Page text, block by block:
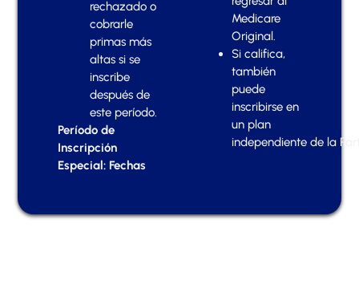
rechazado o
cobrarle
primas más
altas si se
inscribe
después de
este período.
Período de
Inscripción
Especial: Fechas
Medicare
Original.
Si califica,
también
puede
inscribirse en
un plan
independiente de la